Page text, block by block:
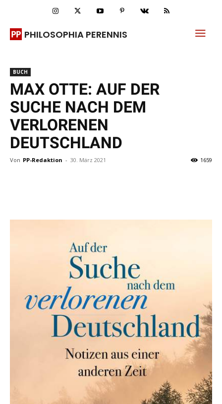
PHILOSOPHIA PERENNIS
BUCH
MAX OTTE: AUF DER
SUCHE NACH DEM
VERLORENEN
DEUTSCHLAND
Von PP-Redaktion - 30. März 2021 1659